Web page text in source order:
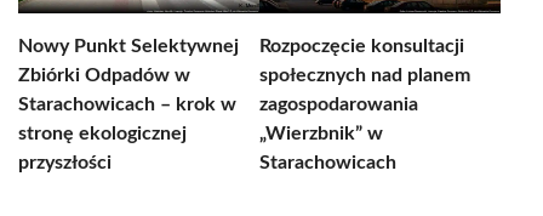
Nowy Punkt Selektywnej
Zbiórki Odpadów w
Starachowicach – krok w
stronę ekologicznej
przyszłości
Rozpoczęcie konsultacji
społecznych nad planem
zagospodarowania
„Wierzbnik” w
Starachowicach